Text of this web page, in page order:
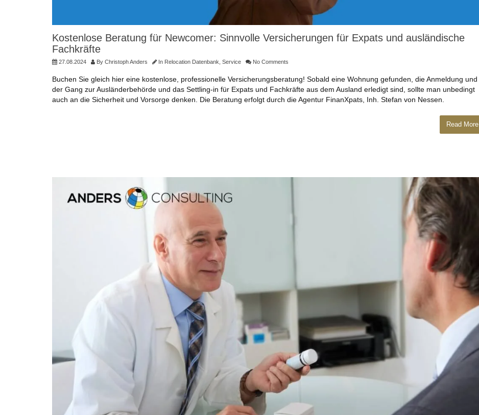
Kostenlose Beratung für Newcomer: Sinnvolle Versicherungen für Expats und ausländische
Fachkräfte
27.08.2024 By Christoph Anders In Relocation Datenbank Service No Comments
Buchen Sie gleich hier eine kostenlose, professionelle Versicherungsberatung! Sobald eine Wohnung gefunden, die Anmeldung und
der Gang zur Ausländerbehörde und das Settling-in für Expats und Fachkräfte aus dem Ausland erledigt sind, sollte man unbedingt
auch an die Sicherheit und Vorsorge denken. Die Beratung erfolgt durch die Agentur FinanXpats, Inh. Stefan von Nessen.
Read More